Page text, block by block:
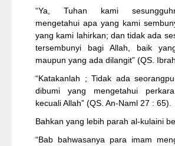
“Ya, Tuhan kami
mengetahui apa yang kami
yang kami lahirkan; dan tidak ada
tersembunyi bagi Allah, baik
maupun yang ada dilangit” (QS.
“Katakanlah ; Tidak ada
dibumi yang mengetahui
kecuali Allah” (QS. An-Naml 27 : 65).
Bahkan yang lebih parah al-kulaini
“Bab bahwasanya para imam